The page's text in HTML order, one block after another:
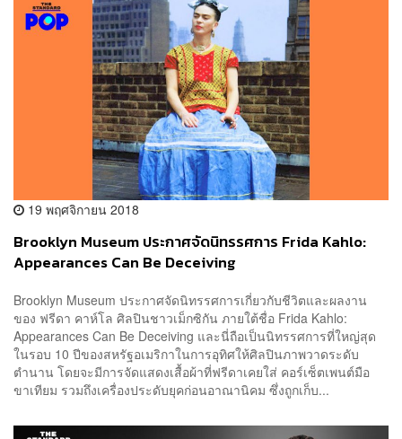
19 พฤศจิกายน 2018
Brooklyn Museum ประกาศจัดนิทรรศการ Frida Kahlo:
Appearances Can Be Deceiving
Brooklyn Museum ประกาศจัดนิทรรศการเกี่ยวกับชีวิตและผลงาน
ของ ฟรีดา คาห์โล ศิลปินชาวเม็กซิกัน ภายใต้ชื่อ Frida Kahlo:
Appearances Can Be Deceiving และนี่ถือเป็นนิทรรศการที่ใหญ่สุด
ในรอบ 10 ปีของสหรัฐอเมริกาในการอุทิศให้ศิลปินภาพวาดระดับ
ตำนาน โดยจะมีการจัดแสดงเสื้อผ้าที่ฟรีดาเคยใส่ คอร์เซ็ตเพนต์มือ
ขาเทียม รวมถึงเครื่องประดับยุคก่อนอาณานิคม ซึ่งถูกเก็บ...